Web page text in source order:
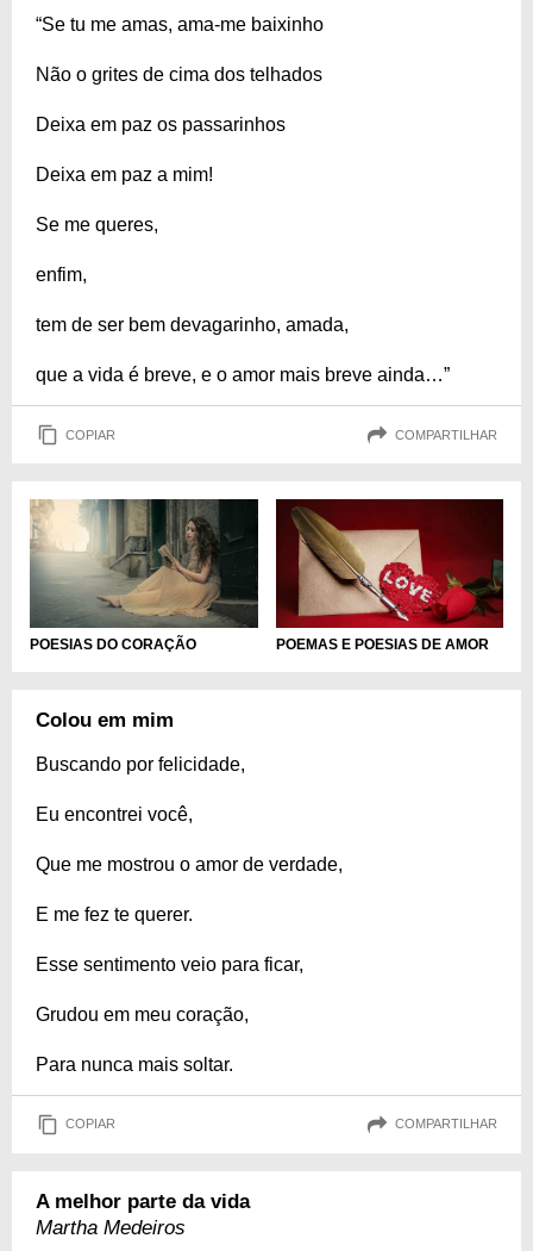
“Se tu me amas, ama-me baixinho
Não o grites de cima dos telhados
Deixa em paz os passarinhos
Deixa em paz a mim!
Se me queres,
enfim,
tem de ser bem devagarinho, amada,
que a vida é breve, e o amor mais breve ainda…”
COPIAR COMPARTILHAR
POESIAS DO CORAÇÃO POEMAS E POESIAS DE AMOR
Colou em mim
Buscando por felicidade,
Eu encontrei você,
Que me mostrou o amor de verdade,
E me fez te querer.
Esse sentimento veio para ficar,
Grudou em meu coração,
Para nunca mais soltar.
COPIAR COMPARTILHAR
A melhor parte da vida
Martha Medeiros